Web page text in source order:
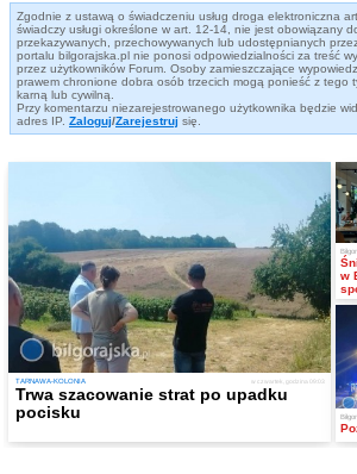
Zgodnie z ustawą o świadczeniu usług droga elektroniczna
świadczy usługi określone w art. 12-14, nie jest obowiązany
przekazywanych, przechowywanych lub udostępnianych
portalu bilgorajska.pl nie ponosi odpowiedzialności za treść
przez użytkowników Forum. Osoby zamieszczające
prawem chronione dobra osób trzecich mogą ponieść z tego
karną lub cywilną.
Przy komentarzu niezarejestrowanego użytkownika będzie
adres IP. Zaloguj/Zarejestruj się.
w czwartek, godzina 09:03
TARNAWA-KOLONIA
Trwa szacowanie strat po upadku
pocisku
w